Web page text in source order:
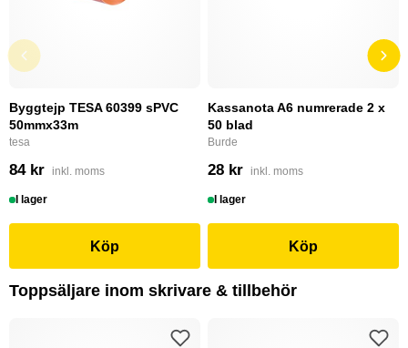
Byggtejp TESA 60399 sPVC
50mmx33m
tesa
84 kr inkl. moms
I lager
Köp
Kassanota A6 numrerade 2 x
50 blad
Burde
28 kr inkl. moms
I lager
Köp
Toppsäljare inom skrivare & tillbehör